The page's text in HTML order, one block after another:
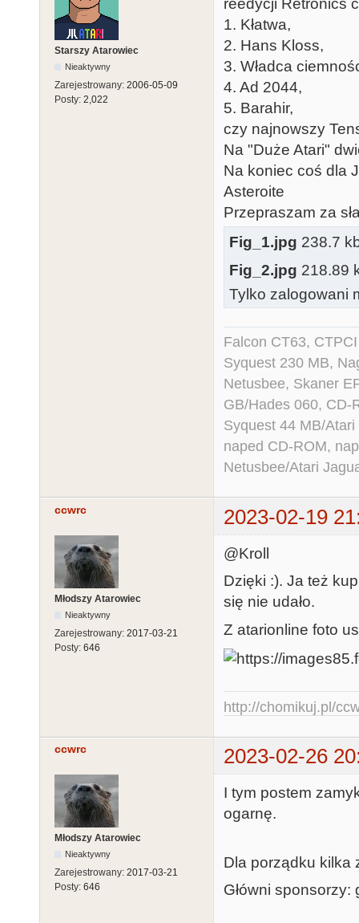
Starszy Atarowiec
Nieaktywny
Zarejestrowany: 2006-05-09
Posty: 2,022
reedycji Retronics
1. Kłatwa,
2. Hans Kloss,
3. Władca
4. Ad 2044,
5. Barahir,
czy najnowszy
Na "Duże Atari"
Na koniec coś dla
Asteroite
Przepraszam za
Fig_1.jpg 238.7
Fig_2.jpg 218.89
Tylko zalogowani
Falcon CT63,
Syquest 230 MB,
Netusbee, Skaner
GB/Hades 060, CD-
Syquest 44 MB/
naped CD-ROM,
Netusbee/Atari
ccwrc 2023-02-19
Młodszy Atarowiec
Nieaktywny
Zarejestrowany: 2017-03-21
Posty: 646
@Kroll
Dzięki :). Ja też
się nie udało.
Z atarionline foto
http://chomikuj.pl/
ccwrc 2023-02-26
Młodszy Atarowiec
Nieaktywny
Zarejestrowany: 2017-03-21
Posty: 646
I tym postem
ogarnę.
Dla porządku kilka
Główni